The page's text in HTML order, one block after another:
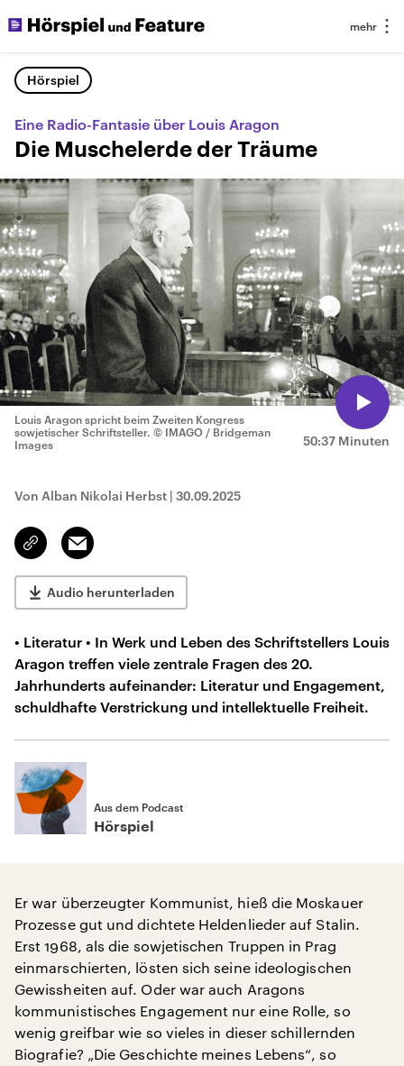
Hörspiel
Eine Radio-Fantasie über Louis Aragon
Die Muschelerde der Träume
50:37 Minuten
Louis Aragon spricht beim Zweiten Kongress
sowjetischer Schriftsteller. © IMAGO / Bridgeman
Images
Von Alban Nikolai Herbst | 30.09.2025
Link
kopieren/teilen
Email
Audio herunterladen
• Literatur • In Werk und Leben des Schriftstellers Louis
Aragon treffen viele zentrale Fragen des 20.
Jahrhunderts aufeinander: Literatur und Engagement,
schuldhafte Verstrickung und intellektuelle Freiheit.
Aus dem Podcast
Hörspiel
Er war überzeugter Kommunist, hieß die Moskauer
Prozesse gut und dichtete Heldenlieder auf Stalin.
Erst 1968, als die sowjetischen Truppen in Prag
einmarschierten, lösten sich seine ideologischen
Gewissheiten auf. Oder war auch Aragons
kommunistisches Engagement nur eine Rolle, so
wenig greifbar wie so vieles in dieser schillernden
Biografie? „Die Geschichte meines Lebens“, so